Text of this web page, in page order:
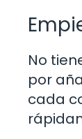
No
por
cada